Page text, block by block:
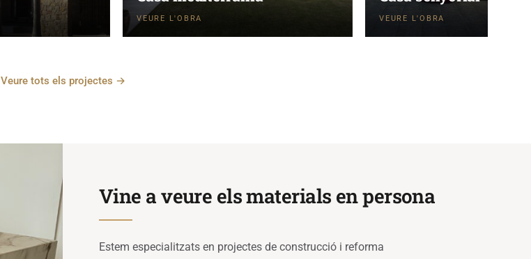
Veure tots els projectes →
Vine a veure els materials en persona
Estem especialitzats en projectes de construcció i reforma